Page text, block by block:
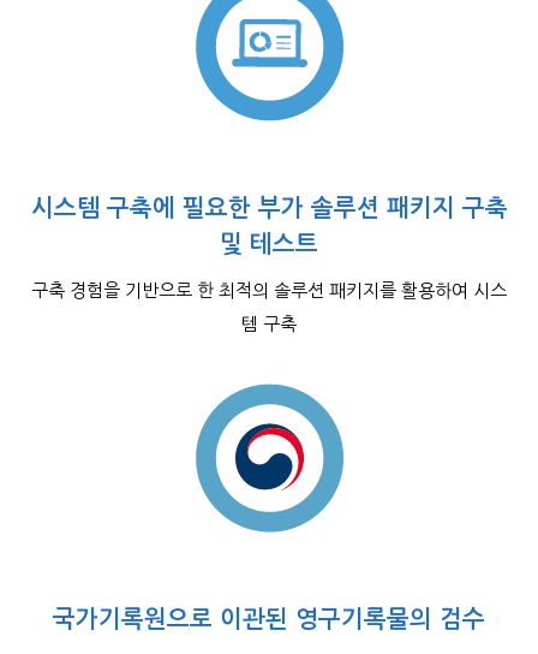
시스템 구축에 필요한 부가 솔루션 패키지 구축
및 테스트
구축 경험을 기반으로 한 최적의 솔루션 패키지를 활용하여 시스
템 구축
국가기록원으로 이관된 영구기록물의 검수